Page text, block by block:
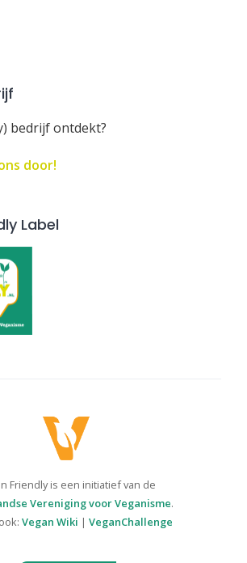
bedrijf ontdekt?
door!
Label
Friendly is een initiatief van de
Vereniging voor Veganisme.
Vegan Wiki | VeganChallenge